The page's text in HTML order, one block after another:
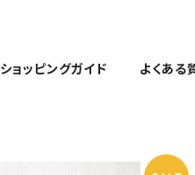
ショッピングガイド よくある